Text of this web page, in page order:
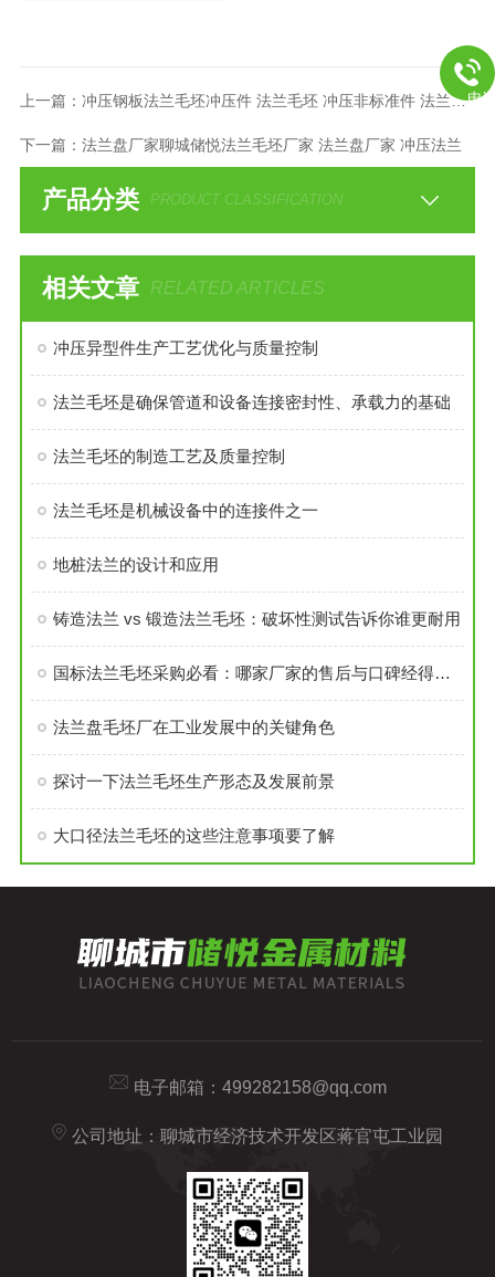
上一篇： 冲压钢板法兰毛坯冲压件 法兰毛坯 冲压非标准件 法兰盘毛坯
下一篇： 法兰盘厂家聊城储悦法兰毛坯厂家 法兰盘厂家 冲压法兰
产品分类 PRODUCT CLASSIFICATION
相关文章 RELATED ARTICLES
冲压异型件生产工艺优化与质量控制
法兰毛坯是确保管道和设备连接密封性、承载力的基础
法兰毛坯的制造工艺及质量控制
法兰毛坯是机械设备中的连接件之一
地桩法兰的设计和应用
铸造法兰 vs 锻造法兰毛坯：破坏性测试告诉你谁更耐用
国标法兰毛坯采购必看：哪家厂家的售后与口碑经得起考验？
法兰盘毛坯厂在工业发展中的关键角色
探讨一下法兰毛坯生产形态及发展前景
大口径法兰毛坯的这些注意事项要了解
电子邮箱： 499282158@qq.com
公司地址：聊城市经济技术开发区蒋官屯工业园
电